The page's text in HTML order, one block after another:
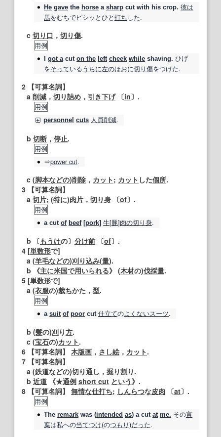
He gave the horse a sharp cutwith his crop. 彼は
馬をむちでピシッとひと打ちした.
c 切り口 ， 切り傷.
用例
got a cut on the left cheek while shaving. ひげ
をそっているうちに左のほおに切り傷をつけた.
2 【可算名詞】
a 削減 ， 切り詰め ， 引き下げ〔in〕.
用例
personnel cuts 人員削減.
b 切断 ， 停止.
用例
⇒power cut.
c (脚本などの)削除 ， カット; カット した個所.
3 【可算名詞】
a 切片; (特に)肉片 ， 切り身 〔of〕.
用例
a cut of beef[pork] 牛[豚]肉の切り身.
b 〔もうけの〕 分け前 〔of〕.
4 [単数形で]
a (羊毛などの)刈り込み(量).
b 《主に米国で用いられる》 (木材の)伐採量.
5 [単数形で]
a (衣服の)裁ちかた， 型.
用例
a suit of poor cut 仕立てのよくないスーツ.
b (髪の)刈り方.
c (宝石の)カット.
6 【可算名詞】 木版画 ， さし絵 ， カット.
7 【可算名詞】
a (鉄道などの)切り通し ， 掘り割り .
b 近道 《★通例 short cut という 》.
8 【可算名詞】 無情な仕打ち; しんらつな皮肉 〔at〕.
用例
The remark was (intended as) a cut at me. その言
葉は私への当てつけ(のつもり)だった.